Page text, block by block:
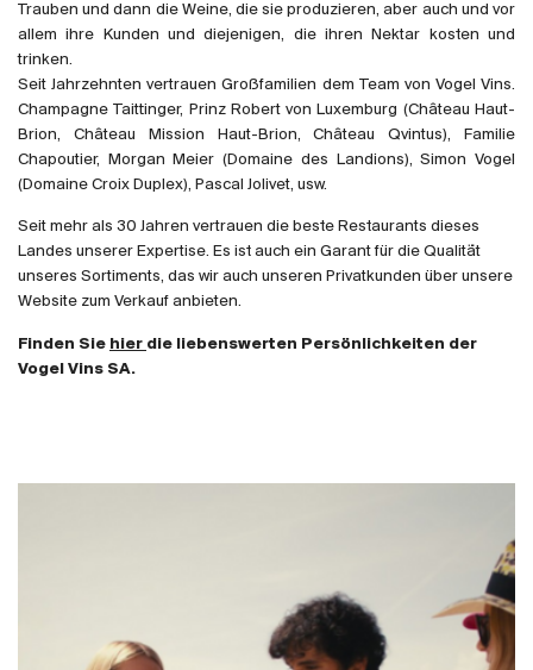
Bio-Weine
Demeter-Weine
Natur-Weine
Neuheiten
Produzenten
Die Firma
Trauben und dann die Weine, die sie produzieren, aber auch und vor
allem ihre Kunden und diejenigen, die ihren Nektar kosten und
trinken.
Seit Jahrzehnten vertrauen Großfamilien dem Team von Vogel Vins.
Champagne Taittinger, Prinz Robert von Luxemburg (Château Haut-
Brion, Château Mission Haut-Brion, Château Qvintus), Familie
Chapoutier, Morgan Meier (Domaine des Landions), Simon Vogel
(Domaine Croix Duplex), Pascal Jolivet, usw.
Seit mehr als 30 Jahren vertrauen die beste Restaurants dieses
Landes unserer Expertise. Es ist auch ein Garant für die Qualität
unseres Sortiments, das wir auch unseren Privatkunden über unsere
Website zum Verkauf anbieten.
Finden Sie hier die liebenswerten Persönlichkeiten der
Vogel Vins SA.